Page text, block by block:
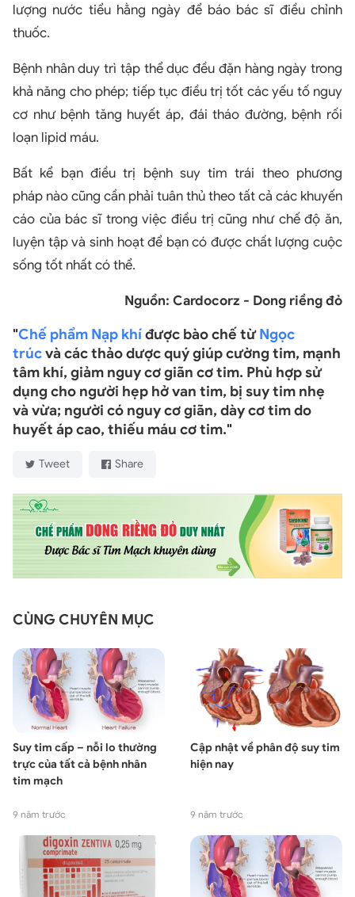
lượng nước tiểu hằng ngày để báo bác sĩ điều chỉnh
thuốc.
Bệnh nhân duy trì tập thể dục đều đặn hàng ngày trong
khả năng cho phép; tiếp tục điều trị tốt các yếu tố nguy
cơ như bệnh tăng huyết áp, đái tháo đường, bệnh rối
loạn lipid máu.
Bất kể bạn điều trị bệnh suy tim trái theo phương
pháp nào cũng cần phải tuân thủ theo tất cả các khuyến
cáo của bác sĩ trong việc điều trị cũng như chế độ ăn,
luyện tập và sinh hoạt để bạn có được chất lượng cuộc
sống tốt nhất có thể.
Nguồn: Cardocorz - Dong riềng đỏ
"Chế phẩm Nạp khíđược bào chế từNgọc
trúcvà các thảo dược quý giúp cường tim, mạnh
tâm khí, giảm nguy cơ giãn cơ tim. Phù hợp sử
dụng cho người hẹp hở van tim, bị suy tim nhẹ
và vừa; người có nguy cơ giãn, dày cơ tim do
huyết áp cao, thiếu máu cơ tim."
Tweet Share
CÙNG CHUYÊN MỤC
Suy tim cấp – nỗi lo thường
trực của tất cả bệnh nhân
tim mạch
9 năm trước
Cập nhật về phân độ suy tim
hiện nay
9 năm trước